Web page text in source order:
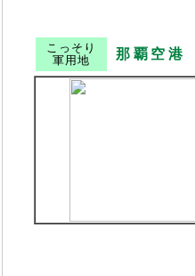
こっそり
軍用地
那覇空港